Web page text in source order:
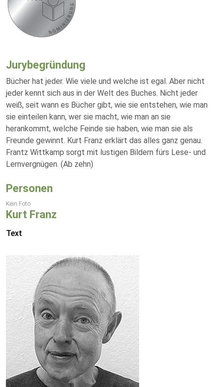
Jurybegründung
Bücher hat jeder. Wie viele und welche ist egal. Aber nicht
jeder kennt sich aus in der Welt des Buches. Nicht jeder
weiß, seit wann es Bücher gibt, wie sie entstehen, wie man
sie einteilen kann, wer sie macht, wie man an sie
herankommt, welche Feinde sie haben, wie man sie als
Freunde gewinnt. Kurt Franz erklärt das alles ganz genau.
Frantz Wittkamp sorgt mit lustigen Bildern fürs Lese- und
Lernvergnügen. (Ab zehn)
Personen
Kein Foto
Kurt Franz
Text